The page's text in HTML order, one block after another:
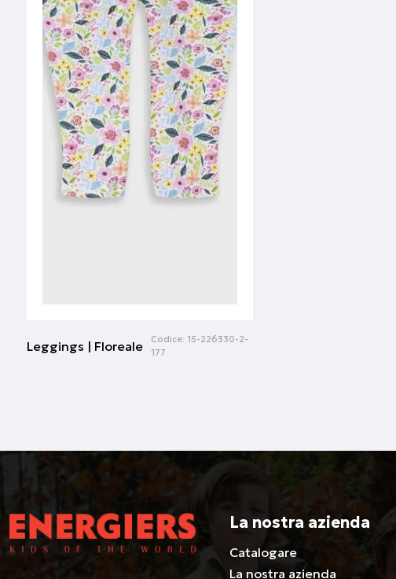
Leggings | Floreale Codice: 15-226330-2-
177
La nostra azienda
Catalogare
La nostra azienda